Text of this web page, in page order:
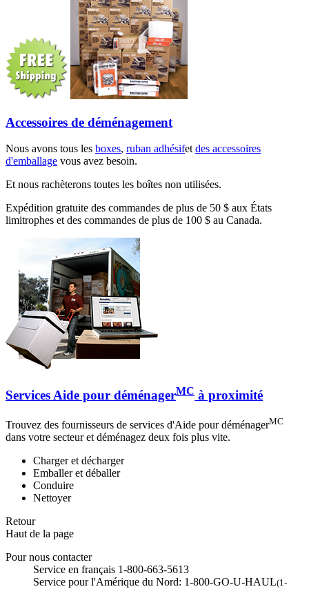
Accessoires de déménagement
Nous avons tous les boxes, ruban adhésifetdes accessoires
d'emballage vous avez besoin.
Et nous rachèterons toutes les boîtes non utilisées.
Expédition gratuite des commandes de plus de 50 $ aux États
limitrophes et des commandes de plus de 100 $ au Canada.
Services Aide pour déménagerMC à proximité
Trouvez des fournisseurs de services d'Aide pour déménagerMC
dans votre secteur et déménagez deux fois plus vite.
Charger et décharger
Emballer et déballer
Conduire
Nettoyer
Retour
Haut de la page
Pour nous contacter
Service en français 1-800-663-5613
Service pour l'Amérique du Nord: 1-800-GO-U-HAUL(1-